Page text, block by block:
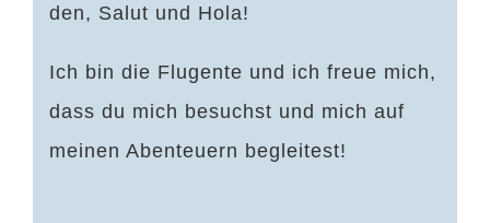
den, Salut und Hola!
Ich bin die Flugente und ich freue mich,
dass du mich besuchst und mich auf
meinen Abenteuern begleitest!